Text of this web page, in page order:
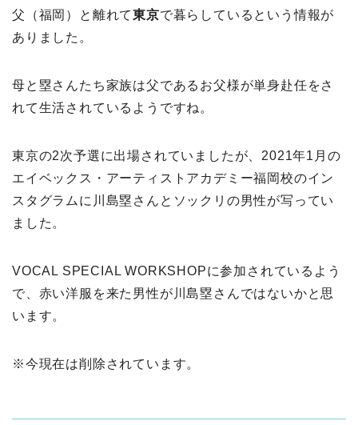
父（福岡）と離れて東京で暮らしているという情報が
ありました。
母と塁さんたち家族は父であるお父様が単身赴任をさ
れて生活されているようですね。
東京の2次予選に出場されていましたが、2021年1月の
エイベックス・アーティストアカデミー福岡校のイン
スタグラムに川島塁さんとソックリの男性が写ってい
ました。
VOCAL SPECIAL WORKSHOPに参加されているよう
で、赤い洋服を来た男性が川島塁さんではないかと思
います。
※今現在は削除されています。